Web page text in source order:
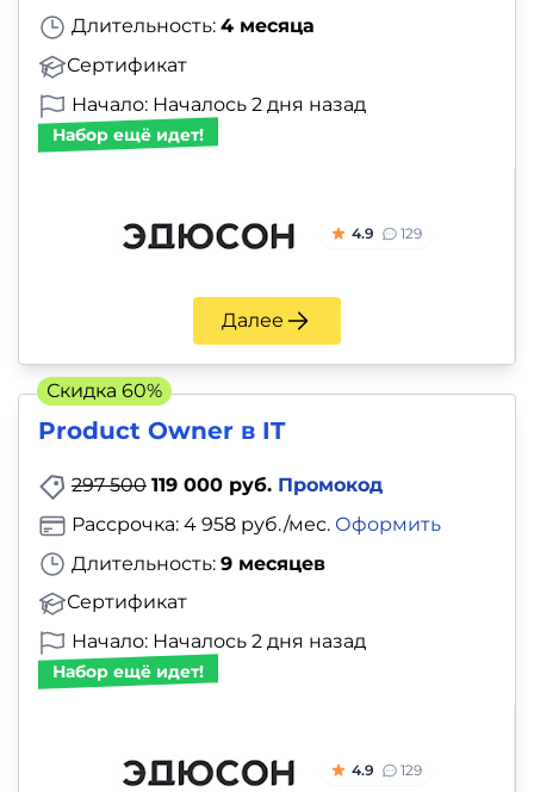
Длительность: 4 месяца
Сертификат
Начало: Началось 2 дня назад
Набор ещё идет!
4.9 129
Далее
Product Owner в IT
297 500 119 000 руб. Промокод
Длительность: 9 месяцев
Сертификат
Рассрочка: 4 958 руб./мес. Оформить
Начало: Началось 2 дня назад
Набор ещё идет!
4.9 129
Скидка 60%